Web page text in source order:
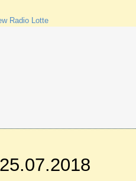
Radio Lotte